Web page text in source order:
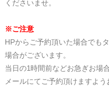
くださいませ。
※ご注意
HPからご予約頂いた場合でも
場合がございます。
当日の1時間前などお急ぎお場
メールにてご予約頂けますよ